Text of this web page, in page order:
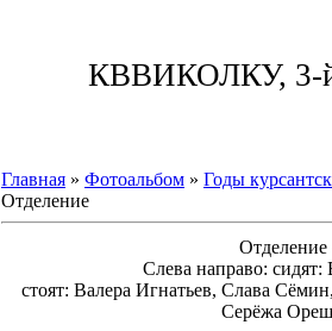
КВВИКОЛКУ, 3-й
Главная » Фотоальбом » Годы
Отделение
Отделение
Слева направо:
стоят: Валера Игнатьев, Слава
Серёжа